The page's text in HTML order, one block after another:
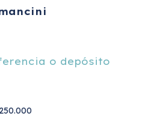
o depósito